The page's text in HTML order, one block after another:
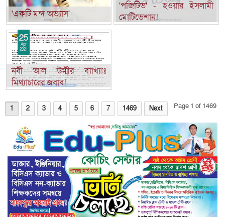
'একটি মন্দ অভ্যাস'
'পজিটিভ' - হওয়ার ইসলামী
মোটিভেশান!
নবী আল উম্মীর ব্যাখ্যাঃ
মিথ্যাচারের জবাব!
25
Apr
2021
Page 1 of 1469
1 2 3 4 5 6 7 1469 Next